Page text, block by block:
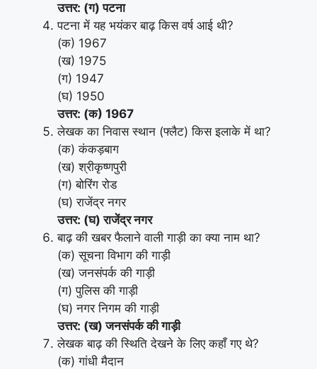
उत्तर: (ग) पटना
पटना में यह भयंकर बाढ़ किस वर्ष आई थी?
(क) 1967
(ख) 1975
(ग) 1947
(घ) 1950
उत्तर: (क) 1967
लेखक का निवास स्थान (फ्लैट) किस इलाके में था?
(क) कंकड़बाग
(ख) श्रीकृष्णपुरी
(ग) बोरिंग रोड
(घ) राजेंद्र नगर
उत्तर: (घ) राजेंद्र नगर
बाढ़ की खबर फैलाने वाली गाड़ी का क्या नाम था?
(क) सूचना विभाग की गाड़ी
(ख) जनसंपर्क की गाड़ी
(ग) पुलिस की गाड़ी
(घ) नगर निगम की गाड़ी
उत्तर: (ख) जनसंपर्क की गाड़ी
लेखक बाढ़ की स्थिति देखने के लिए कहाँ गए थे?
(क) गांधी मैदान